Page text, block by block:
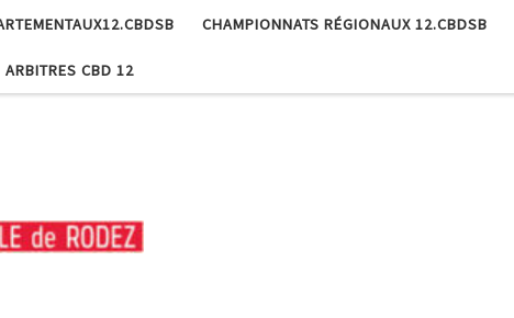
CHAMPIONNATS RÉGIONAUX 12.CBDSB
ARBITRES CBD 12